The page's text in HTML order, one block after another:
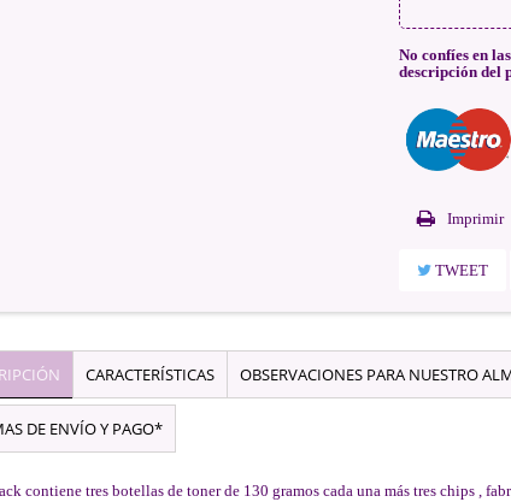
No confíes en
descripción del
Imprimir
TWEET
CARACTERÍSTICAS OBSERVACIONES PARA NUESTRO
DE ENVÍO Y PAGO*
contiene tres botellas de toner de 130 gramos cada una más tres chips ,